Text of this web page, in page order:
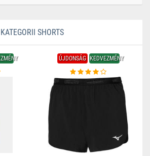
SHORTS
ÚJDONSÁG KEDVEZMÉNY